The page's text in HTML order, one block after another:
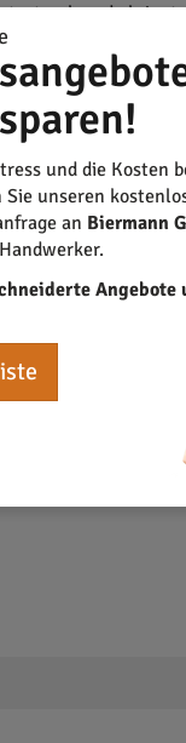
in die Qualität
Beste ist. Oft
sind Aufträge von
Solche
tragen sie zur
und die Kosten
unseren
an Biermann
Angebote